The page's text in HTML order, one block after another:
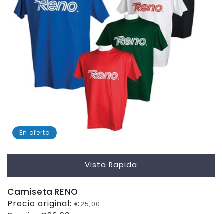
En oferta
Vista Rapida
Camiseta RENO
Precio
Precio original: €25,00